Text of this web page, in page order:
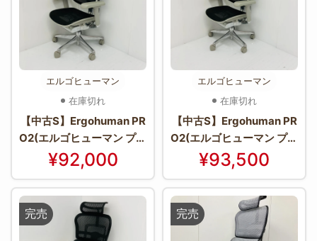
エルゴヒューマン
在庫切れ
【中古S】Ergohuman PR
O2(エルゴヒューマン プロ
2) EHP2-HAM-BK(GYfra
me)
¥92,000
エルゴヒューマン
在庫切れ
【中古S】Ergohuman PR
O2(エルゴヒューマン プロ
2) EHP2-HAM-BK(GYfra
me)【＊使用期間：2ヶ月
程度＊】
¥93,500
完売 完売